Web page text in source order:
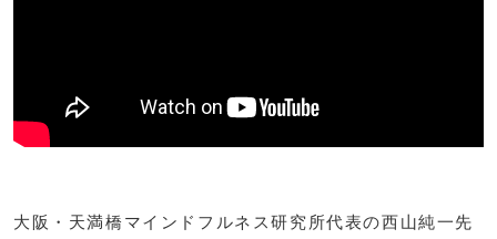
大阪・天満橋マインドフルネス研究所代表の西山純一先